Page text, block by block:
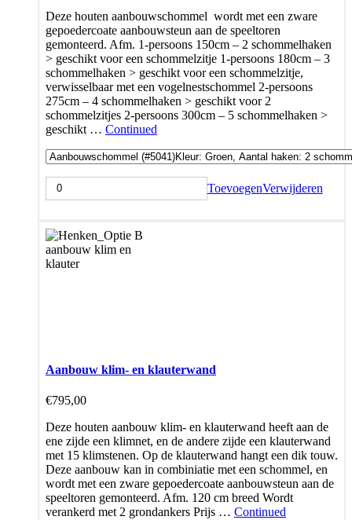
Deze houten aanbouwschommel wordt met een zware
gepoedercoate aanbouwsteun aan de speeltoren
gemonteerd. Afm. 1-persoons 150cm – 2 schommelhaken
> geschikt voor een schommelzitje 1-persoons 180cm – 3
schommelhaken > geschikt voor een schommelzitje,
verwisselbaar met een vogelnestschommel 2-persoons
275cm – 4 schommelhaken > geschikt voor 2
schommelzitjes 2-persoons 300cm – 5 schommelhaken >
geschikt … Continued
ToevoegenVerwijderen
Aanbouw klim- en klauterwand
€795,00
Deze houten aanbouw klim- en klauterwand heeft aan de
ene zijde een klimnet, en de andere zijde een klauterwand
met 15 klimstenen. Op de klauterwand hangt een dik touw.
Deze aanbouw kan in combiniatie met een schommel, en
wordt met een zware gepoedercoate aanbouwsteun aan de
speeltoren gemonteerd. Afm. 120 cm breed Wordt
verankerd met 2 grondankers Prijs … Continued